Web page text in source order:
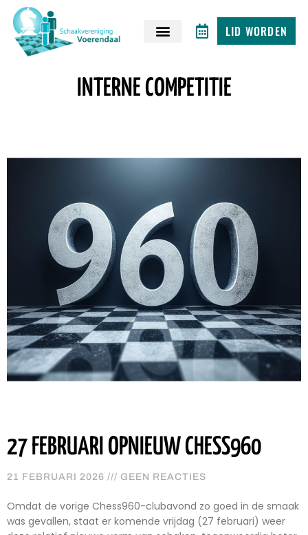
LID WORDEN
INTERNE COMPETITIE
27 FEBRUARI OPNIEUW CHESS960
21 FEBRUARI 2026 GEEN REACTIES
Omdat de vorige Chess960-clubavond zo goed in de smaak
was gevallen, staat er komende vrijdag (27 februari) weer